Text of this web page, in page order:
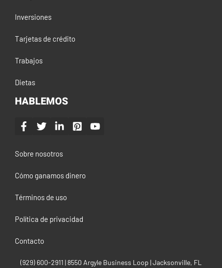
Inversiones
Tarjetas de crédito
Trabajos
Dietas
HABLEMOS
Sobre nosotros
Cómo ganamos dinero
Términos de uso
Política de privacidad
Contacto
(929) 600-2911‬ | 8550 Argyle Business Loop | Jacksonville, FL